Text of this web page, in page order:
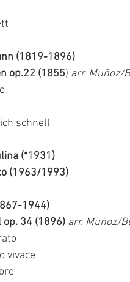
(1819-1896)
op.22 (1855) arr. Muñoz/
schnell
(*1931)
(1963/1993)
1944)
op. 34 (1896) arr. Muñoz/
vivace